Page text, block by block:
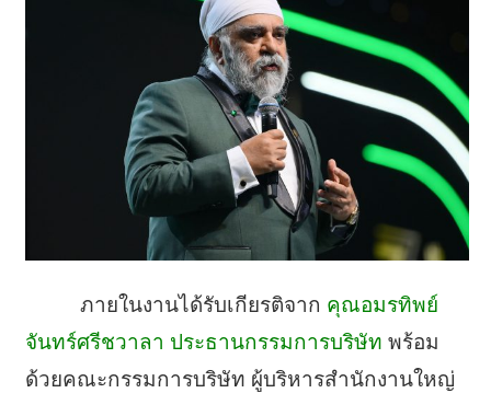
ภายในงานได้รับเกียรติจาก คุณอมรทิพย์
จันทร์ศรีชวาลา ประธานกรรมการบริษัท พร้อม
ด้วยคณะกรรมการบริษัท ผู้บริหารสำนักงานใหญ่